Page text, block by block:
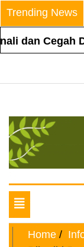
Skip
to
content
Trending News
Cegah DHK
LDII
Toggle
navigation
Home